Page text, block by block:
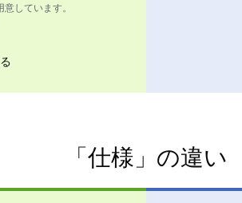
しています。
「仕様」の違い